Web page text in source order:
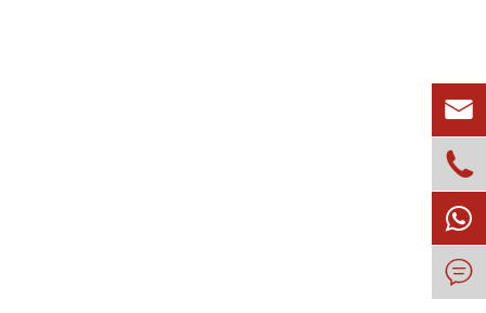


